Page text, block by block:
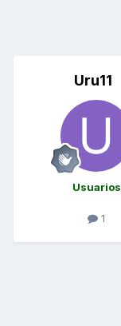
Uru11
Usuarios
1